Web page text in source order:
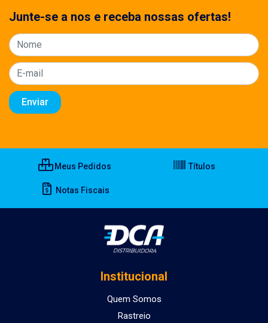
Junte-se a nos e receba nossas ofertas!
Meus Pedidos Títulos
Notas Fiscais
Institucional
Quem Somos
Rastreio